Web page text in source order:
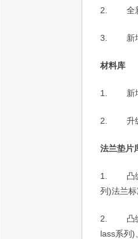
2. 全
3. 新
材料库
1. 新
2. 升
法兰垫片
1. 凸
列)法兰标
2. 凸
lass系列)